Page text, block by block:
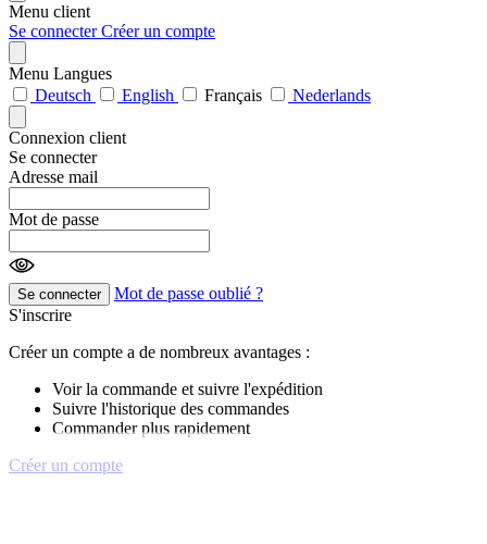
Menu client
Se connecterCréer un compte
Menu Langues
Deutsch
English Français Nederlands
Connexion client
Se connecter
Adresse mail
Mot de passe
Se connecter
Mot de passe oublié ?
S'inscrire
Créer un compte a de nombreux avantages :
Voir la commande et suivre l'expédition
Suivre l'historique des commandes
Commander plus rapidement
Créer un compte